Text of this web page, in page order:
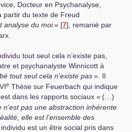
Docteur en Psychanalyse,
partir du texte de Freud
analyse du moi» [7] , remanié par
tout seul cela n’existe pas,
et psychanalyste Winnicott à
tout seul cela n’existe pas». Il
VIe Thèse sur Feuerbach qui indique
dans les rapports sociaux « (…)
n’est pas une abstraction inhérente
elle est l’ensemble des
individu est un être social pris dans